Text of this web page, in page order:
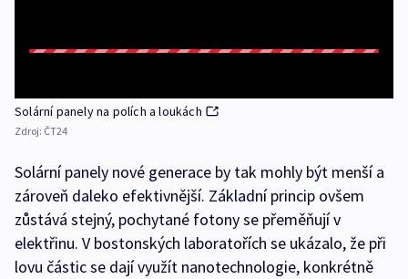
Solární panely na polích a loukách
Zdroj: ČT24
Solární panely nové generace by tak mohly být menší a
zároveň daleko efektivnější. Základní princip ovšem
zůstává stejný, pochytané fotony se přeměňují v
elektřinu. V bostonských laboratořích se ukázalo, že při
lovu částic se dají využít nanotechnologie, konkrétně